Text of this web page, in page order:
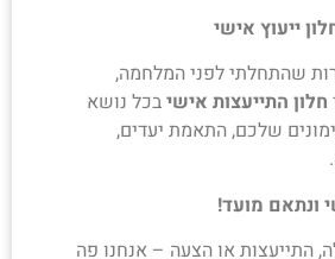
ייעוץ אישי
שהתחלתי לפני המלחמה,
חלון התייעצות אישיבכל נושא
שלכם, התאמת יעדים,
ונתאם מועד!
התייעצות או הצעה – אנחנו פה